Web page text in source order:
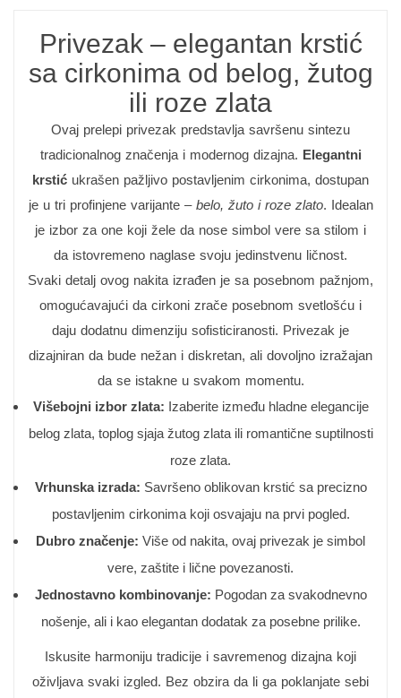
Privezak – elegantan krstić
sa cirkonima od belog, žutog
ili roze zlata
Ovaj prelepi privezak predstavlja savršenu sintezu
tradicionalnog značenja i modernog dizajna. Elegantni
krstić ukrašen pažljivo postavljenim cirkonima, dostupan
je u tri profinjene varijante – belo, žuto i roze zlato. Idealan
je izbor za one koji žele da nose simbol vere sa stilom i
da istovremeno naglase svoju jedinstvenu ličnost.
Svaki detalj ovog nakita izrađen je sa posebnom pažnjom,
omogućavajući da cirkoni zrače posebnom svetlošću i
daju dodatnu dimenziju sofisticiranosti. Privezak je
dizajniran da bude nežan i diskretan, ali dovoljno izražajan
da se istakne u svakom momentu.
Višebojni izbor zlata: Izaberite između hladne elegancije
belog zlata, toplog sjaja žutog zlata ili romantične suptilnosti
roze zlata.
Vrhunska izrada: Savršeno oblikovan krstić sa precizno
postavljenim cirkonima koji osvajaju na prvi pogled.
Dubro značenje: Više od nakita, ovaj privezak je simbol
vere, zaštite i lične povezanosti.
Jednostavno kombinovanje: Pogodan za svakodnevno
nošenje, ali i kao elegantan dodatak za posebne prilike.
Iskusite harmoniju tradicije i savremenog dizajna koji
oživljava svaki izgled. Bez obzira da li ga poklanjate sebi